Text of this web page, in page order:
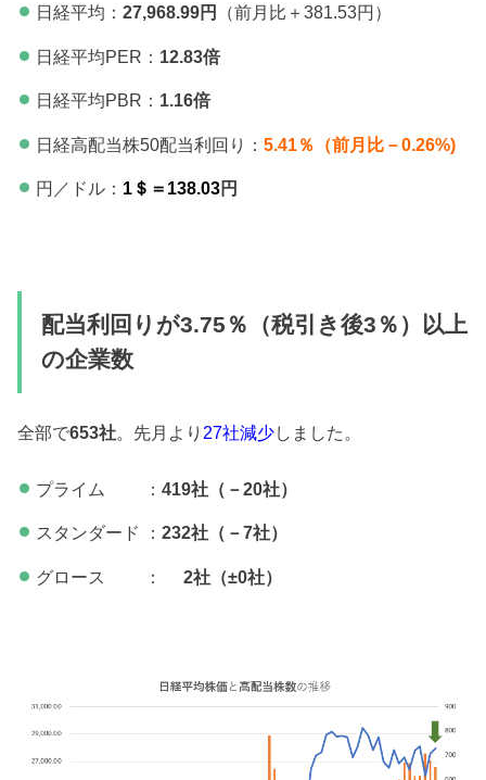
日経平均： 27,968.99円 （前月比＋381.53円）
日経平均PER： 12.83倍
日経平均PBR： 1.16倍
日経高配当株50配当利回り： 5.41％（前月比－0.26%)
円／ドル： 1＄＝138.03円
配当利回りが3.75％（税引き後3％）以上
の企業数
全部で653社 。先月より 27社減少しました。
プライム ： 419社（－20社）
スタンダード ： 232社（－7社）
グロース ： 2社（±0社）